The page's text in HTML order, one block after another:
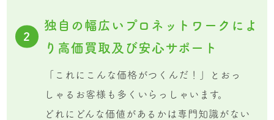
2
独自の幅広いプロネットワークによ
り高価買取及び安心サポート
「これにこんな価格がつくんだ！」とおっ
しゃるお客様も多くいらっしゃいます。
どれにどんな価値があるかは専門知識がない